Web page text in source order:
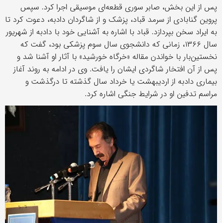
پس از این بخش، صابر سوری قطعه‌ای موسیقی اجرا کرد. سپس
پروین گنابادی از سرمد قباد، پزشک و از شاگردان دادبه، دعوت کرد تا
به ایراد سخن بپردازد. قباد با اشاره به آشنایی خود با دادبه از شهریور
سال ۱۳۶۶، زمانی که دانشجوی سال سوم پزشکی بود، گفت که
نخستین‌بار با خواندن مقاله «خرگاه خورشید» با آثار او آشنا شد و
پس از آن افتخار شاگردی ایشان را یافت. وی در ادامه به روند آغاز
بیماری دادبه از اردیبهشت یا خرداد سال گذشته تا درگذشت و
مراسم تدفین او در شرایط جنگی اشاره کرد.